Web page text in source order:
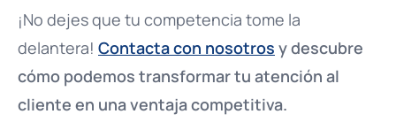
¡No dejes que tu competencia tome la
delantera! Contacta con nosotros y descubre
cómo podemos transformar tu atención al
cliente en una ventaja competitiva.